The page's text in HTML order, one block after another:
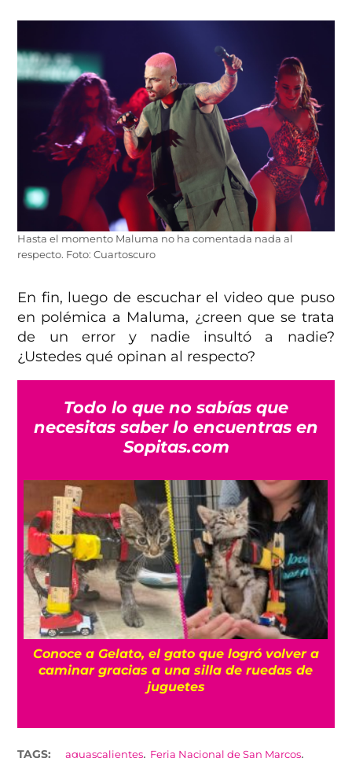
Hasta el momento Maluma no ha comentada nada al
respecto. Foto: Cuartoscuro
En fin, luego de escuchar el video que puso
en polémica a Maluma, ¿creen que se trata
de un error y nadie insultó a nadie?
¿Ustedes qué opinan al respecto?
Todo lo que no sabías que
necesitas saber lo encuentras en
Sopitas.com
Conoce a Gelato, el gato que logró volver a
caminar gracias a una silla de ruedas de
juguetes
TAGS: aguascalientes, Feria Nacional de San Marcos,